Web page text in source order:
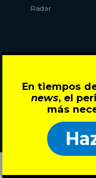
En tiempos
news, el
más
Radar
Síguenos en: